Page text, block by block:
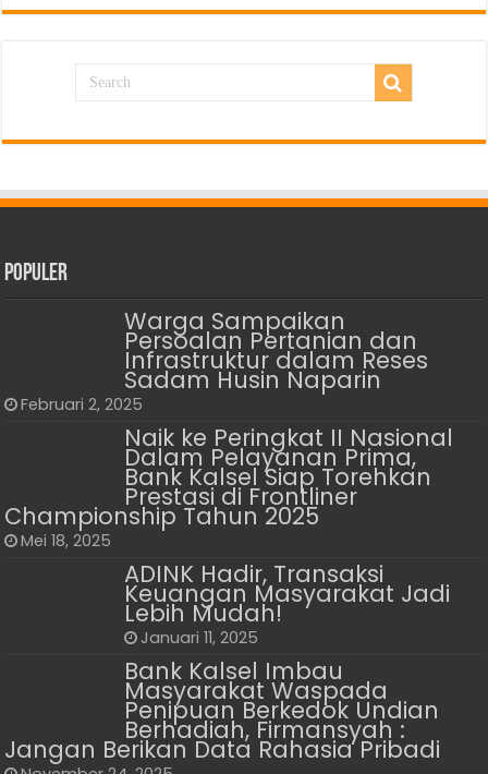
Populer
Warga Sampaikan
Persoalan Pertanian dan
Infrastruktur dalam Reses
Sadam Husin Naparin
Februari 2, 2025
Naik ke Peringkat II Nasional
Dalam Pelayanan Prima,
Bank Kalsel Siap Torehkan
Prestasi di Frontliner
Championship Tahun 2025
Mei 18, 2025
ADINK Hadir, Transaksi
Keuangan Masyarakat Jadi
Lebih Mudah!
Januari 11, 2025
Bank Kalsel Imbau
Masyarakat Waspada
Penipuan Berkedok Undian
Berhadiah, Firmansyah :
Jangan Berikan Data Rahasia Pribadi